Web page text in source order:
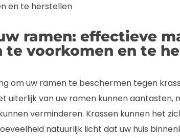
en te herstellen
ramen: effectieve
te voorkomen en te
om uw ramen te beschermen tegen
uiterlijk van uw ramen kunnen aantasten,
verminderen. Krassen kunnen het
natuurlijk licht dat uw huis